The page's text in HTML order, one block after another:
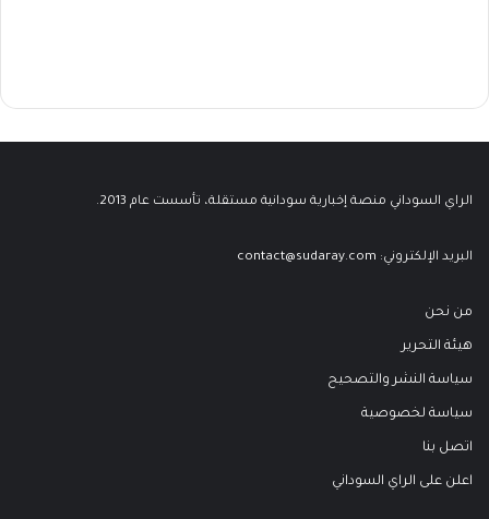
الراي السوداني منصة إخبارية سودانية مستقلة، تأسست عام 2013.
البريد الإلكتروني: contact@sudaray.com
من نحن
هيئة التحرير
سياسة النشر والتصحيح
سياسة لخصوصية
اتصل بنا
اعلن على الراي السوداني